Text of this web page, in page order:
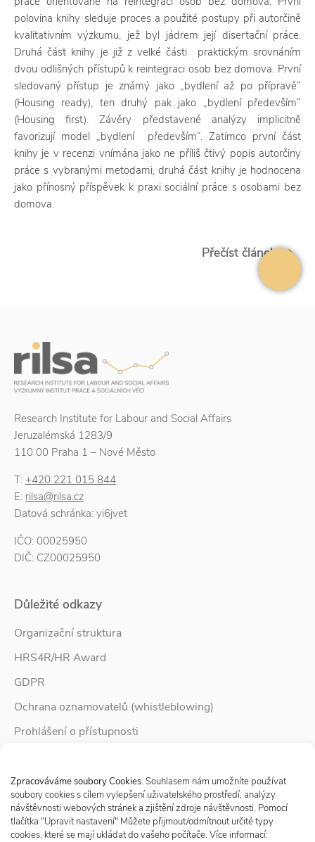
Zpracováváme soubory Cookies. Souhlasem nám umožníte používat
soubory cookies s cílem vylepšení uživatelského prostředí, analýzy
návštěvnosti webových stránek a zjištění zdroje návštěvnosti. Pomocí
tlačítka "Upravit nastavení" Můžete přijmout/odmítnout určité typy
cookies, které se mají ukládat do vašeho počítače. Více informací:
polovina knihy sleduje proces a použité postupy při autorčině
kvalitativním výzkumu, jež byl jádrem její disertační práce.
Druhá část knihy je již z velké části praktickým srovnáním
dvou odlišných přístupů k reintegraci osob bez domova. První
sledovaný přístup je známý jako „bydlení až po přípravě“
(Housing ready), ten druhý pak jako „bydlení především“
(Housing first). Závěry představené analýzy implicitně
favorizují model „bydlení především“. Zatímco první část
knihy je v recenzi vnímána jako ne příliš čtivý popis autorčiny
práce s vybranými metodami, druhá část knihy je hodnocena
jako přínosný příspěvek k praxi sociální práce s osobami bez
domova.
Přečíst článek
Research Institute for Labour and Social Affairs
Jeruzalémská 1283/9
110 00 Praha 1 – Nové Město
T: +420 221 015 844
E: rilsa@rilsa.cz
Datová schránka: yi6jvet
IČO: 00025950
DIČ: CZ00025950
Důležité odkazy
Organizační struktura
HRS4R/HR Award
GDPR
Ochrana oznamovatelů (whistleblowing)
Prohlášení o přístupnosti
Zpravodaj Rodina
Sledujte nás